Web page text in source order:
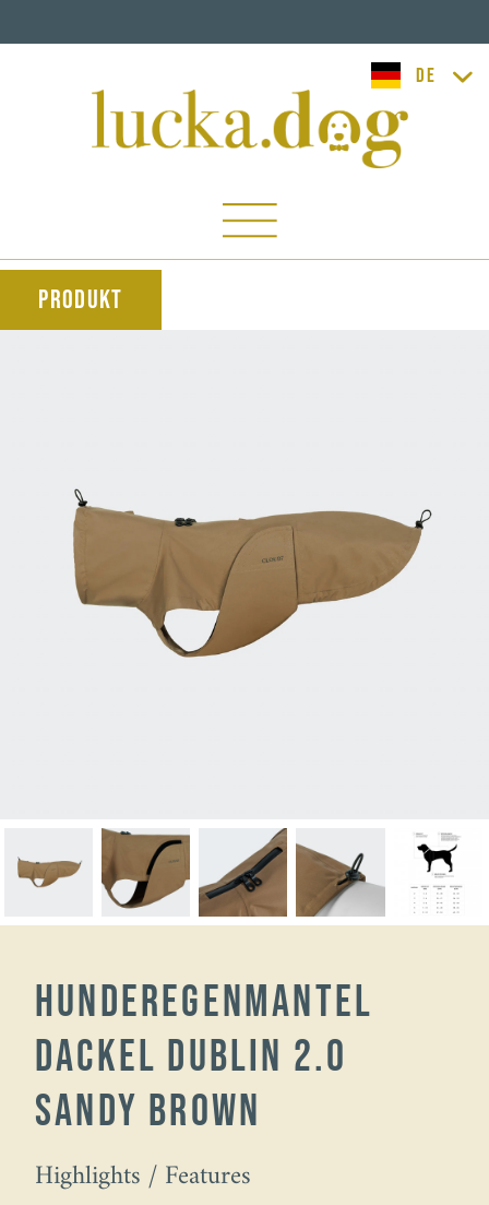
lucka.dog
Produkt
Hunderegenmantel
Dackel Dublin 2.0
Sandy Brown
Highlights / Features